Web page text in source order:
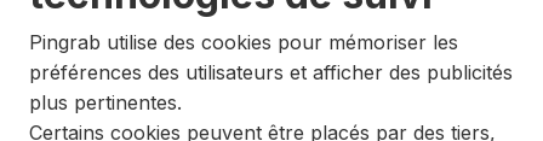
Pingrab utilise des cookies pour mémoriser les
préférences des utilisateurs et afficher des publicités
plus pertinentes.
Certains cookies peuvent être placés par des tiers,